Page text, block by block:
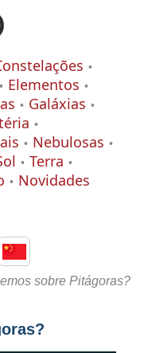
Elementos
Galáxias
Nebulosas
Terra
Novidades
sobre Pitágoras?